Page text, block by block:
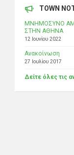
TOWN
ΜΝΗΜΟΣΥΝΟ
ΣΤΗΝ ΑΘΗΝΑ
12 Ιουνίου 2022
Ανακοίνωση
27 Ιουλίου 2017
Δείτε όλες τις